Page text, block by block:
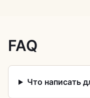
FAQ
Что написать